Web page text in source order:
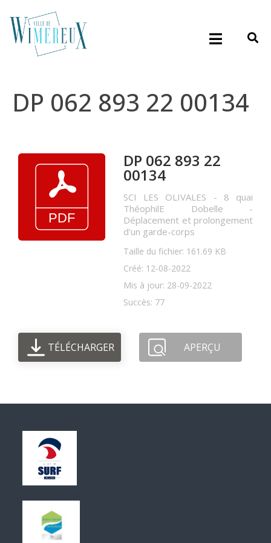
DP 062 893 22 00134
DP 062 893 22
00134
SCI LES OLIVALES - 8 quai
ThéophilE Dobelle -
Déplacement et prolongement
d'un garde-corps
Taille du fichier: 161.69 KB
Créé: 12-08-2022
Mis à jour: 28-09-2022
Succès: 77
TÉLÉCHARGER APERÇU